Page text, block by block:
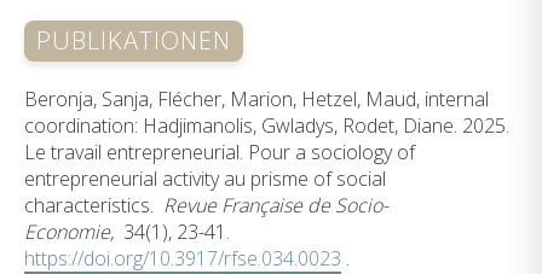
PUBLIKATIONEN
Beronja, Sanja, Flécher, Marion, Hetzel, Maud, internal
coordination: Hadjimanolis, Gwladys, Rodet, Diane. 2025.
Le travail entrepreneurial. Pour a sociology of
entrepreneurial activity au prisme of social
characteristics. Revue Française de Socio-
Economie, 34(1), 23-41.
https://doi.org/10.3917/rfse.034.0023 .